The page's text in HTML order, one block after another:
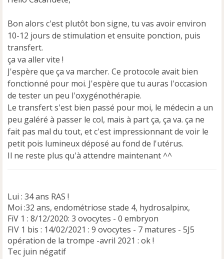
a
e
n
o
n
l
u
Bon alors c'est plutôt bon signe, tu vas avoir environ
10-12 jours de stimulation et ensuite ponction, puis
transfert.
ça va aller vite !
J'espère que ça va marcher. Ce protocole avait bien
fonctionné pour moi. J'espère que tu auras l'occasion
de tester un peu l'oxygénothérapie.
Le transfert s'est bien passé pour moi, le médecin a un
peu galéré à passer le col, mais à part ça, ça va. ça ne
fait pas mal du tout, et c'est impressionnant de voir le
petit pois lumineux déposé au fond de l'utérus.
Il ne reste plus qu'à attendre maintenant ^^
Lui : 34 ans RAS !
Moi :32 ans, endométriose stade 4, hydrosalpinx,
FiV 1 : 8/12/2020: 3 ovocytes - 0 embryon
FIV 1 bis : 14/02/2021 : 9 ovocytes - 7 matures - 5J5
opération de la trompe -avril 2021 : ok !
Tec juin négatif